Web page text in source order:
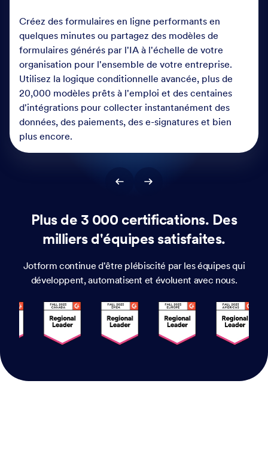
Créez des formulaires en ligne performants en
quelques minutes ou partagez des modèles de
formulaires générés par l'IA à l'échelle de votre
organisation pour l'ensemble de votre entreprise.
Utilisez la logique conditionnelle avancée, plus de
20,000 modèles prêts à l'emploi et des centaines
d'intégrations pour collecter instantanément des
données, des paiements, des e-signatures et bien
plus encore.
Plus de 3 000 certifications. Des
milliers d'équipes satisfaites.
Jotform continue d'être plébiscité par les équipes qui
développent, automatisent et évoluent avec nous.